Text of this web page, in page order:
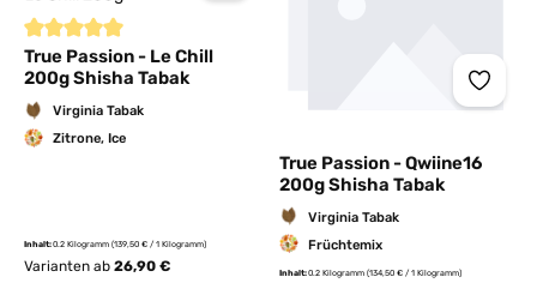
Durchschnittliche Bewertung von 5 von 5 Sternen
True Passion - Le Chill
200g Shisha Tabak
Virginia Tabak
Zitrone, Ice
Inhalt:0.2 Kilogramm (139,50 € / 1 Kilogramm)
Varianten ab 26,90 €
True Passion - Qwiine16
200g Shisha Tabak
Virginia Tabak
Früchtemix
Inhalt:0.2 Kilogramm (134,50 € / 1 Kilogramm)